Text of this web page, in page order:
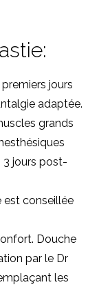
jours
adaptée.
grands
3 jours post-
est conseillée
Douche
par le Dr
les